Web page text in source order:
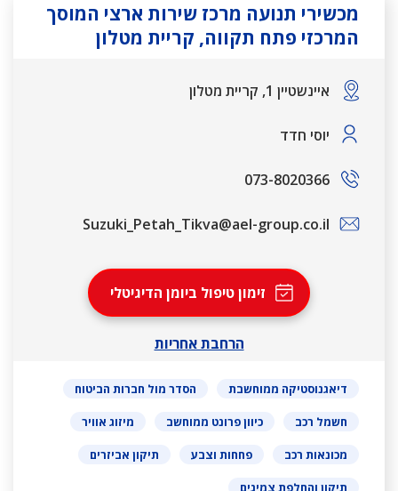
מכשירי תנועה מרכז שירות ארצי המוסך
המרכזי פתח תקווה, קריית מטלון
איינשטיין 1, קריית מטלון
יוסי חדד
073-8020366
Suzuki_Petah_Tikva@ael-group.co.il
זימון טיפול ביומן הדיגיטלי
הרחבת אחריות
דיאגנוסטיקה ממוחשבת הסדר מול חברות הביטוח
חשמל רכב כיוון פרונט ממוחשב מיזוג אוויר
מכונאות רכב פחחות וצבע תיקון אביזרים
תיקון והחלפת צמיגים